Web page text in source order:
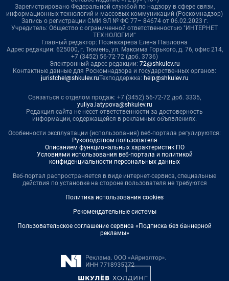
Зарегистрировано Федеральной службой по надзору в сфере связи,
информационных технологий и массовых коммуникаций (Роскомнадзор)
Запись о регистрации СМИ ЭЛ № ФС 77– 84674 от 06.02.2023 г.
Учредитель: Общество с ограниченной ответственностью "ИНТЕРНЕТ
ТЕХНОЛОГИИ"
Главный редактор: Познахарева Елена Павловна
Адрес редакции: 625000, г. Тюмень, ул. Максима Горького, д. 76, офис 214,
+7 (3452) 56-72-72 (доб. 3736)
Электронный адрес редакции: 72@shkulev.ru
Контактные данные для Роскомнадзора и государственных органов:
juristchel@shkulev.ruТехподдержка: help@shkulev.ru
Связаться с отделом продаж: +7 (3452) 56-72-72 доб. 3335,
yuliya.latypova@shkulev.ru
Редакция сайта не несет ответственности за достоверность
информации, содержащейся в рекламных объявлениях.
Особенности эксплуатации (использования) веб-портала регулируются:
Руководством пользователя
Описанием функциональных характеристик ПО
Условиями использования веб-портала и политикой
конфиденциальности персональных данных
Веб-портал распространяется в виде интернет-сервиса, специальные
действия по установке на стороне пользователя не требуются
Политика использования cookies
Рекомендательные системы
Пользовательское соглашение сервиса «Подписка без баннерной
рекламы»